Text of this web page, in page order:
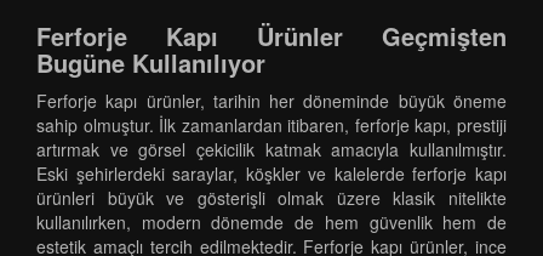
Ferforje Kapı Ürünler Geçmişten
Bugüne Kullanılıyor
Ferforje kapı ürünler, tarihin her döneminde büyük öneme
sahip olmuştur. İlk zamanlardan itibaren, ferforje kapı, prestiji
artırmak ve görsel çekicilik katmak amacıyla kullanılmıştır.
Eski şehirlerdeki saraylar, köşkler ve kalelerde ferforje kapı
ürünleri büyük ve gösterişli olmak üzere klasik nitelikte
kullanılırken, modern dönemde de hem güvenlik hem de
estetik amaçlı tercih edilmektedir. Ferforje kapı ürünler, ince